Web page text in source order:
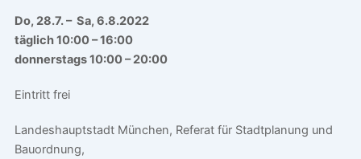
Do, 28.7. – Sa, 6.8.2022
täglich 10:00 – 16:00
donnerstags 10:00 – 20:00
Eintritt frei
Landeshauptstadt München, Referat für Stadtplanung und
Bauordnung,